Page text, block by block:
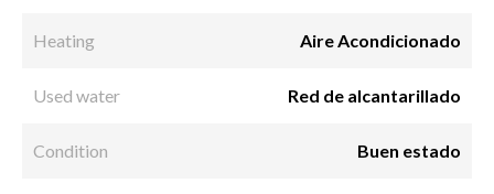
Heating Aire Acondicionado
Used water Red de alcantarillado
Condition Buen estado